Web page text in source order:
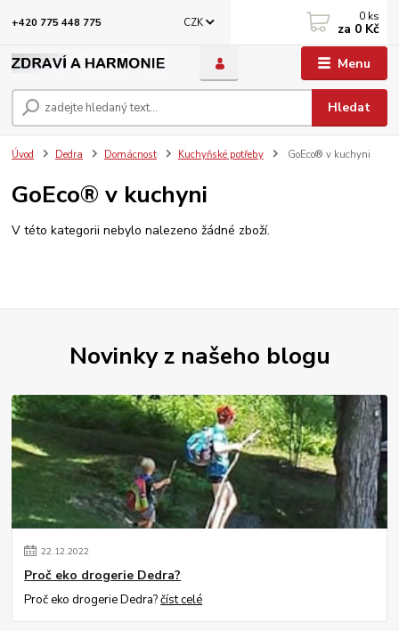
Menu
CZK
Hledat
+420 775 448 775 0 ks
za 0 Kč
Úvod Dedra Domácnost Kuchyňské potřeby GoEco® v kuchyni
GoEco® v kuchyni
V této kategorii nebylo nalezeno žádné zboží.
Novinky z našeho blogu
22.12.2022
Proč eko drogerie Dedra?
Proč eko drogerie Dedra?číst celé